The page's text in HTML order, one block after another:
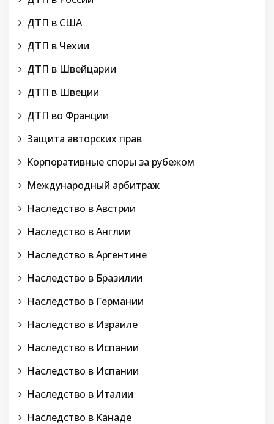
ДТП в США
ДТП в Чехии
ДТП в Швейцарии
ДТП в Швеции
ДТП во Франции
Защита авторских прав
Корпоративные споры за рубежом
Международный арбитраж
Наследство в Австрии
Наследство в Англии
Наследство в Аргентине
Наследство в Бразилии
Наследство в Германии
Наследство в Израиле
Наследство в Испании
Наследство в Испании
Наследство в Италии
Наследство в Канаде